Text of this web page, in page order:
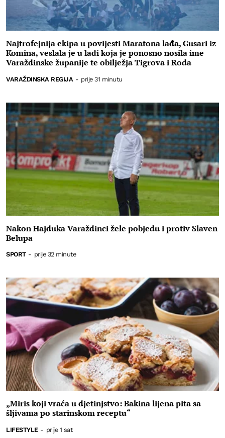
Najtrofejnija ekipa u povijesti Maratona lađa, Gusari iz
Komina, veslala je u lađi koja je ponosno nosila ime
Varaždinske županije te obilježja Tigrova i Roda
VARAŽDINSKA REGIJA - prije 31 minutu
Nakon Hajduka Varaždinci žele pobjedu i protiv Slaven
Belupa
SPORT - prije 32 minute
„Miris koji vraća u djetinjstvo: Bakina lijena pita sa
šljivama po starinskom receptu“
LIFESTYLE - prije 1 sat